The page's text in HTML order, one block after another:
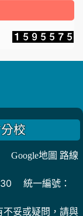
校
Google地圖 路線
統一編號：
妥或疑問，請與